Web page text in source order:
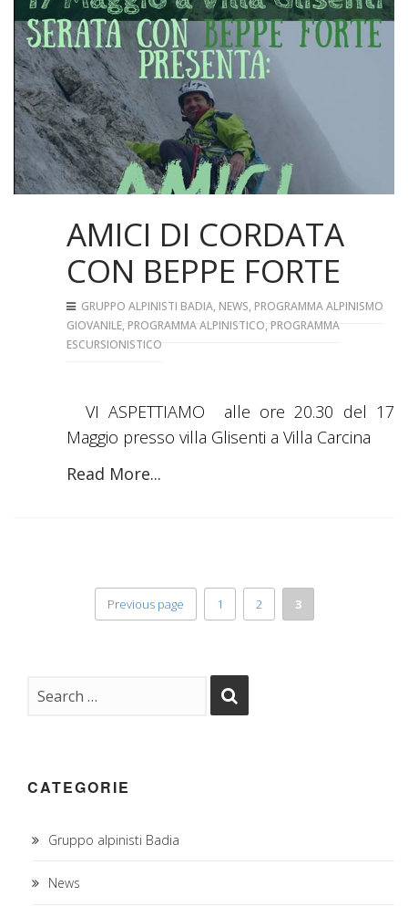
AMICI DI CORDATA
CON BEPPE FORTE
GRUPPO ALPINISTI BADIA, NEWS, PROGRAMMA ALPINISMO
GIOVANILE, PROGRAMMA ALPINISTICO, PROGRAMMA
ESCURSIONISTICO
VI ASPETTIAMO alle ore 20.30 del 17
Maggio presso villa Glisenti a Villa Carcina
Read More...
Previous page 1 2 3
CATEGORIE
Gruppo alpinisti Badia
News